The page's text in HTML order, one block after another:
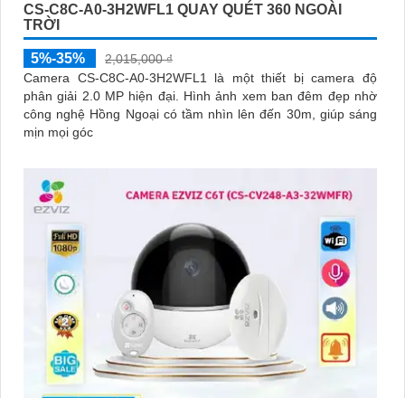
CS-C8C-A0-3H2WFL1 QUAY QUÉT 360 NGOÀI
TRỜI
5%-35%
2,015,000 ₫
Camera CS-C8C-A0-3H2WFL1 là một thiết bị camera độ
phân giải 2.0 MP hiện đại. Hình ảnh xem ban đêm đẹp nhờ
công nghệ Hồng Ngoại có tầm nhìn lên đến 30m, giúp sáng
mịn mọi góc